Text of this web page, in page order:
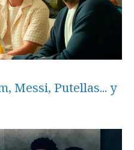
Messi, Putellas... y